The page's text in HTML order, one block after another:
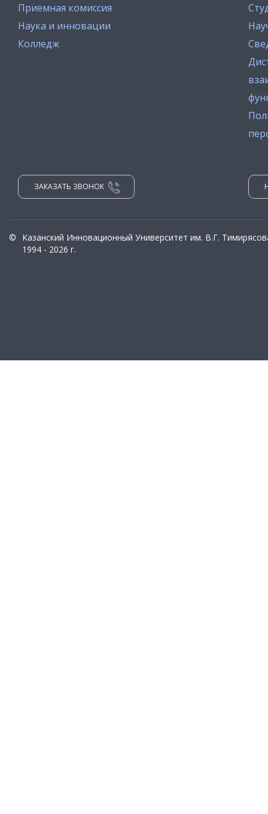
Приемная комиссия
Наука и инновации
Колледж
ЗАКАЗАТЬ ЗВОНОК
©
Казанский Инновационный Университет им. В.Г.
1994 - 2026 г.